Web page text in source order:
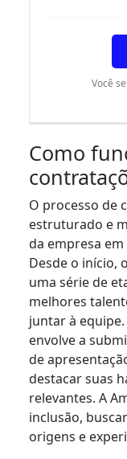
Você
Como
O processo de
estruturado e
da empresa
Desde o início,
uma série de
melhores
juntar à
envolve a
de
destacar suas
relevantes. A
inclusão,
origens e